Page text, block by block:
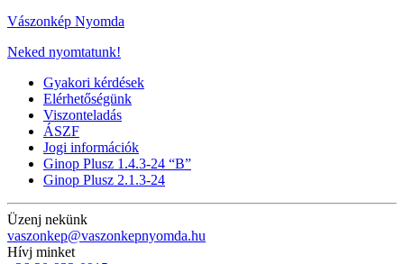
Vászonkép Nyomda
Neked nyomtatunk!
Gyakori kérdések
Elérhetőségünk
Viszonteladás
ÁSZF
Jogi információk
Ginop Plusz 1.4.3-24 “B”
Ginop Plusz 2.1.3-24
Üzenj nekünk
vaszonkep@vaszonkepnyomda.hu
Hívj minket